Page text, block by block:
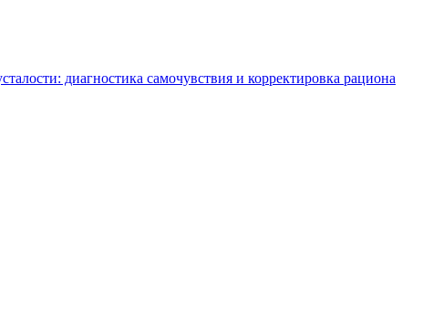
диагностика самочувствия и корректировка рациона